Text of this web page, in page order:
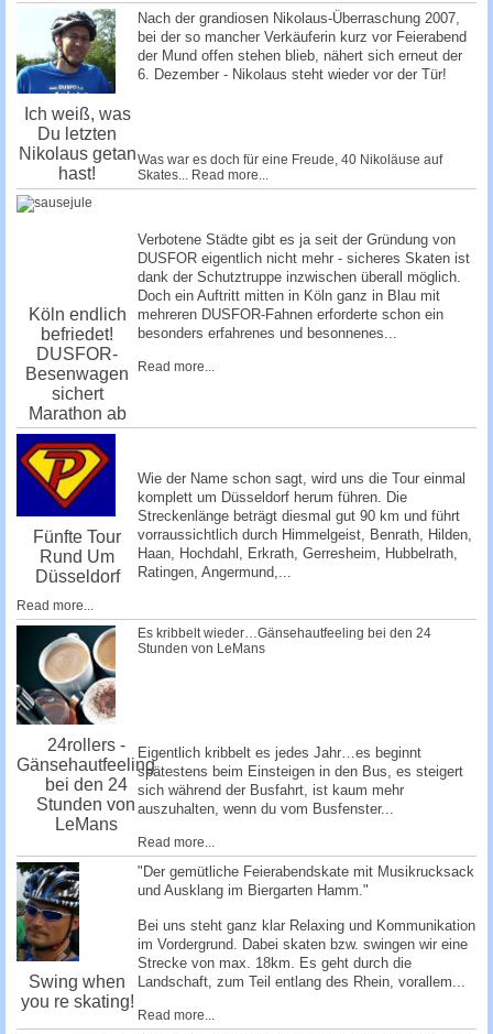
Ich weiß, was
Du letzten
Nikolaus getan
hast!
Nach der grandiosen Nikolaus-Überraschung 2007,
bei der so mancher Verkäuferin kurz vor Feierabend
der Mund offen stehen blieb, nähert sich erneut der
6. Dezember - Nikolaus steht wieder vor der Tür!
Was war es doch für eine Freude, 40 Nikoläuse auf
Skates... Read more...
Köln endlich
befriedet!
DUSFOR-
Besenwagen
sichert
Marathon ab
Verbotene Städte gibt es ja seit der Gründung von
DUSFOR eigentlich nicht mehr - sicheres Skaten ist
dank der Schutztruppe inzwischen überall möglich.
Doch ein Auftritt mitten in Köln ganz in Blau mit
mehreren DUSFOR-Fahnen erforderte schon ein
besonders erfahrenes und besonnenes...
Read more...
Fünfte Tour
Rund Um
Düsseldorf
Wie der Name schon sagt, wird uns die Tour einmal
komplett um Düsseldorf herum führen. Die
Streckenlänge beträgt diesmal gut 90 km und führt
vorraussichtlich durch Himmelgeist, Benrath, Hilden,
Haan, Hochdahl, Erkrath, Gerresheim, Hubbelrath,
Ratingen, Angermund,...
Read more...
24rollers -
Gänsehautfeeling
bei den 24
Stunden von
LeMans
Es kribbelt wieder…Gänsehautfeeling bei den 24
Stunden von LeMans
Eigentlich kribbelt es jedes Jahr…es beginnt
spätestens beim Einsteigen in den Bus, es steigert
sich während der Busfahrt, ist kaum mehr
auszuhalten, wenn du vom Busfenster...
Read more...
Swing when
you re skating!
"Der gemütliche Feierabendskate mit Musikrucksack
und Ausklang im Biergarten Hamm."
Bei uns steht ganz klar Relaxing und Kommunikation
im Vordergrund. Dabei skaten bzw. swingen wir eine
Strecke von max. 18km. Es geht durch die
Landschaft, zum Teil entlang des Rhein, vorallem...
Read more...